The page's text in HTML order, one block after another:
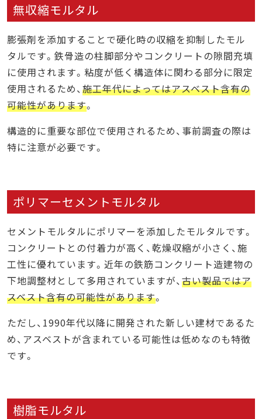
無収縮モルタル
膨張剤を添加することで硬化時の収縮を抑制したモル
タルです。鉄骨造の柱脚部分やコンクリートの隙間充填
に使用されます。粘度が低く構造体に関わる部分に限定
使用されるため、施工年代によってはアスベスト含有の
可能性があります。
構造的に重要な部位で使用されるため、事前調査の際は
特に注意が必要です。
ポリマーセメントモルタル
セメントモルタルにポリマーを添加したモルタルです。
コンクリートとの付着力が高く、乾燥収縮が小さく、施
工性に優れています。近年の鉄筋コンクリート造建物の
下地調整材として多用されていますが、古い製品ではア
スベスト含有の可能性があります。
ただし、1990年代以降に開発された新しい建材であるた
め、アスベストが含まれている可能性は低めなのも特徴
です。
樹脂モルタル